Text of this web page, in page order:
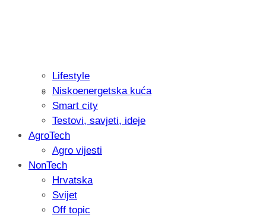
Recenzija: Philips All-in-One Trimmer
muškarcu
Lifestyle
Niskoenergetska kuća
Smart city
Testovi, savjeti, ideje
AgroTech
Agro vijesti
NonTech
Hrvatska
Svijet
Off topic